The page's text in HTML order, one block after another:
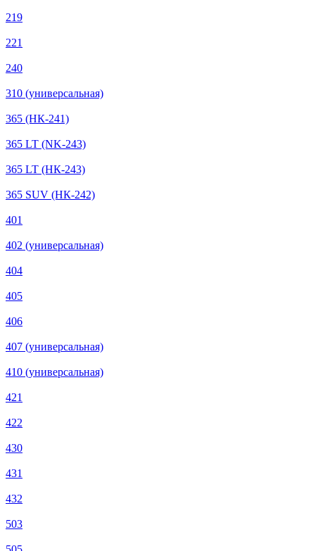
219
221
240
310 (универсальная)
365 (НК-241)
365 LT (NK-243)
365 LT (НК-243)
365 SUV (НК-242)
401
402 (универсальная)
404
405
406
407 (универсальная)
410 (универсальная)
421
422
430
431
432
503